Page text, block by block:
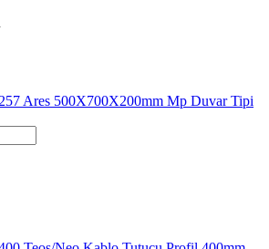
Ares 500X700X200mm Mp Duvar Tipi